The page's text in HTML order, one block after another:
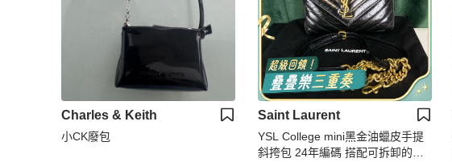
Charles & Keith
小CK廢包
Saint Laurent
YSL College mini黑金油蠟皮手提
斜挎包 24年編碼 搭配可拆卸的金